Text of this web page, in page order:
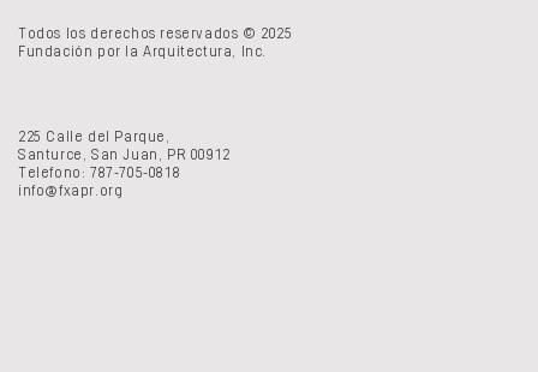
Todos los derechos reservados © 2025
Fundación por la Arquitectura, Inc.
225 Calle del Parque,
Santurce, San Juan, PR 00912
Telefono: 787-705-0818
info@fxapr.org